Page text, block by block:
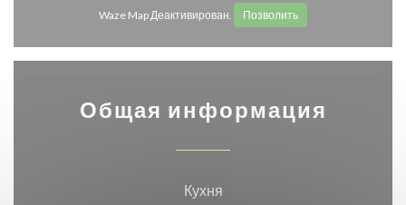
Waze Map Деактивирован. Позволить
Общая информация
Кухня